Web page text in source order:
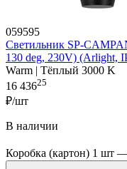
059595
Светильник SP-
130 deg, 230V) (Arlight,
Warm | Тёплый 3000 K
16 43625
₽/шт
В наличии
Коробка (картон) 1 шт